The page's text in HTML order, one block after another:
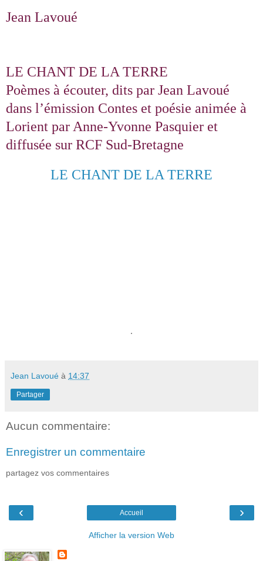
Jean Lavoué
LE CHANT DE LA TERRE
Poèmes à écouter, dits par Jean Lavoué
dans l’émission Contes et poésie animée à
Lorient par Anne-Yvonne Pasquier et
diffusée sur RCF Sud-Bretagne
LE CHANT DE LA TERRE
.
Jean Lavoué à 14:37
Partager
Aucun commentaire:
Enregistrer un commentaire
partagez vos commentaires
‹ ›
Accueil
Afficher la version Web